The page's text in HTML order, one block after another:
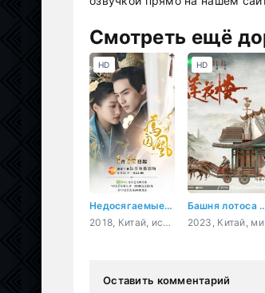
Смотреть ещё
Недосягаемые влюбленные
2018, Китай, история, романтика, фэнтези, мелодрама
HD
Башня лотоса с
2023,
HD
Оставить комментарий